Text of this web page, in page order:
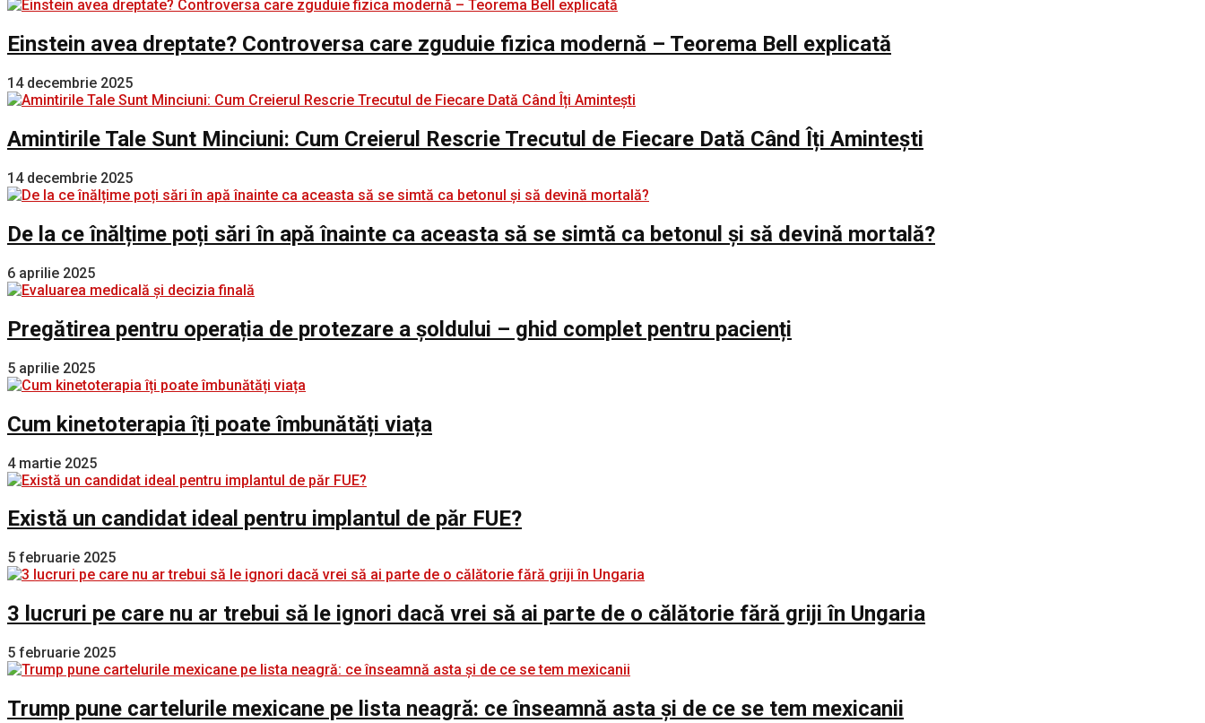
Einstein avea dreptate? Controversa care zguduie fizica modernă – Teorema Bell explicată
14 decembrie 2025
Amintirile Tale Sunt Minciuni: Cum Creierul Rescrie Trecutul de Fiecare Dată Când Îți Amintești
14 decembrie 2025
De la ce înălțime poți sări în apă înainte ca aceasta să se simtă ca betonul și să devină mortală?
6 aprilie 2025
Pregătirea pentru operația de protezare a șoldului – ghid complet pentru pacienți
5 aprilie 2025
Cum kinetoterapia îți poate îmbunătăți viața
4 martie 2025
Există un candidat ideal pentru implantul de păr FUE?
5 februarie 2025
3 lucruri pe care nu ar trebui să le ignori dacă vrei să ai parte de o călătorie fără griji în Ungaria
5 februarie 2025
Trump pune cartelurile mexicane pe lista neagră: ce înseamnă asta și de ce se tem mexicanii